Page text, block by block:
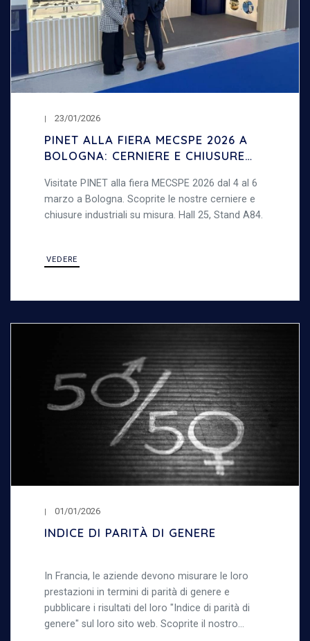
23/01/2026
PINET ALLA FIERA MECSPE 2026 A
BOLOGNA: CERNIERE E CHIUSURE
Visitate PINET alla fiera MECSPE 2026 dal 4 al 6
marzo a Bologna. Scoprite le nostre cerniere e
chiusure industriali su misura. Hall 25, Stand A84.
VEDERE
01/01/2026
INDICE DI PARITÀ DI GENERE
In Francia, le aziende devono misurare le loro
prestazioni in termini di parità di genere e
pubblicare i risultati del loro "Indice di parità di
genere" sul loro sito web. Scoprite il nostro